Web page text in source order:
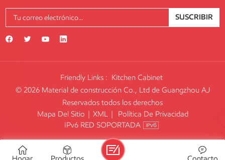
SUSCRIBIR
Friendly Links : Kitchen Cabinet
© 2026 Material de construcción Co., Ltd de Guangzhou AJ
Reservados todos los derechos
Mapa Del Sitio | XML |
Política De Privacidad
IPv6 RED SOPORTADA